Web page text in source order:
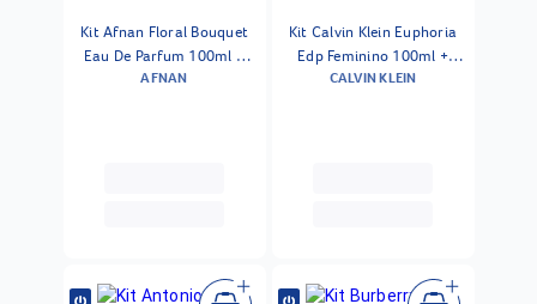
Kit Afnan Floral Bouquet
Eau De Parfum 100ml +
Shower Gel 100ml + Body
AFNAN
Kit Calvin Klein Euphoria
Edp Feminino 100ml +
Body Lotion
CALVIN KLEIN